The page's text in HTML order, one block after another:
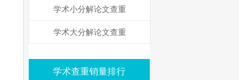
学术小分解论文查重
学术大分解论文查重
学术查重销量排行